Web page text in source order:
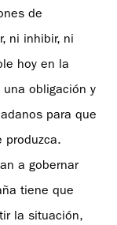
de
ni inhibir, ni
hoy en la
obligación y
para que
produzca.
a gobernar
tiene que
la situación,